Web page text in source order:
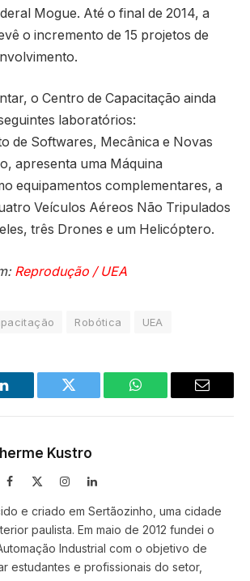
Mogue. Até o final de 2014, a
o incremento de 15 projetos de
o Centro de Capacitação ainda
laboratórios:
de Softwares, Mecânica e Novas
apresenta uma Máquina
equipamentos complementares, a
Veículos Aéreos Não Tripulados
três Drones e um Helicóptero.
Reprodução / UEA
Robótica UEA
LinkedIn Twitter WhatsApp Email
Kustro
Facebook InstagramLinkedIn
e criado em Sertãozinho, uma cidade
paulista. Em maio de 2012 fundei o
Industrial com o objetivo de
estudantes e profissionais do setor,